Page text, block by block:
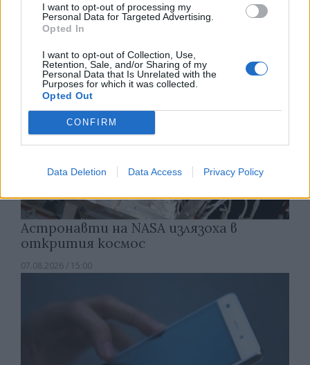
I want to opt-out of processing my
Personal Data for Targeted Advertising.
Opted In
I want to opt-out of Collection, Use,
Retention, Sale, and/or Sharing of my
Personal Data that Is Unrelated with the
Purposes for which it was collected.
Opted Out
CONFIRM
Data Deletion Data Access Privacy Policy
07.08.2026 / 15:30
Астронавти на NASA излязоха в
открития космос
07.08.2026 / 15:00